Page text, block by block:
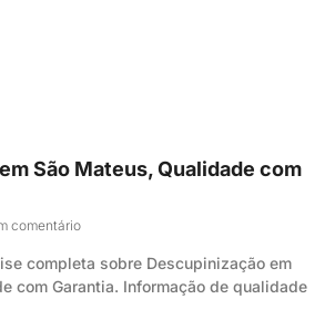
São Mateus, Qualidade com
comentário
completa sobre Descupinização em
com Garantia. Informação de qualidade